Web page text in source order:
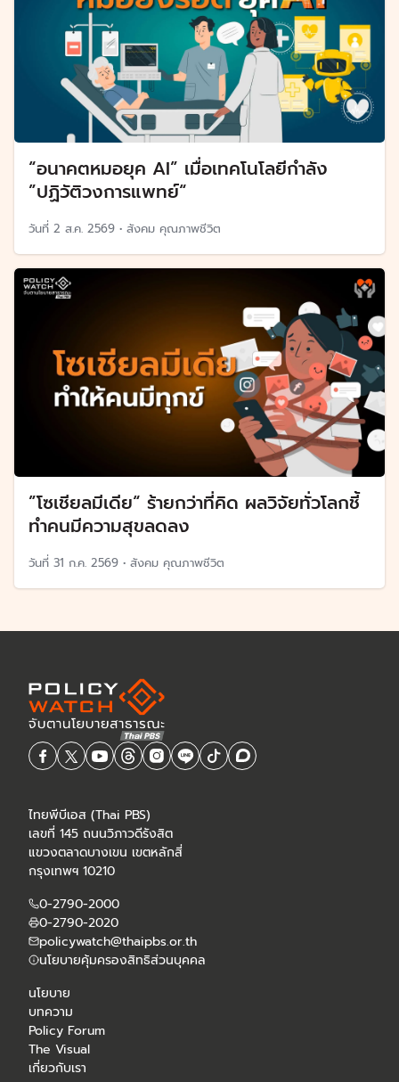
“อนาคตหมอยุค AI” เมื่อเทคโนโลยีกำลัง
”ปฏิวัติวงการแพทย์“
วันที่ 2 ส.ค. 2569 • สังคม คุณภาพชีวิต
”โซเชียลมีเดีย“ ร้ายกว่าที่คิด ผลวิจัยทั่วโลกชี้
ทำคนมีความสุขลดลง
วันที่ 31 ก.ค. 2569 • สังคม คุณภาพชีวิต
ไทยพีบีเอส (Thai PBS)
เลขที่ 145 ถนนวิภาวดีรังสิต
แขวงตลาดบางเขน เขตหลักสี่
กรุงเทพฯ 10210
0-2790-2000
0-2790-2020
policywatch@thaipbs.or.th
นโยบายคุ้มครองสิทธิส่วนบุคคล
นโยบาย
บทความ
Policy Forum
The Visual
เกี่ยวกับเรา